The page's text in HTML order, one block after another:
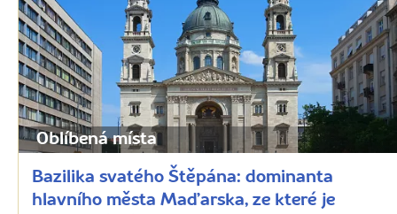
Oblíbená místa
Bazilika svatého Štěpána: dominanta
hlavního města Maďarska, ze které je